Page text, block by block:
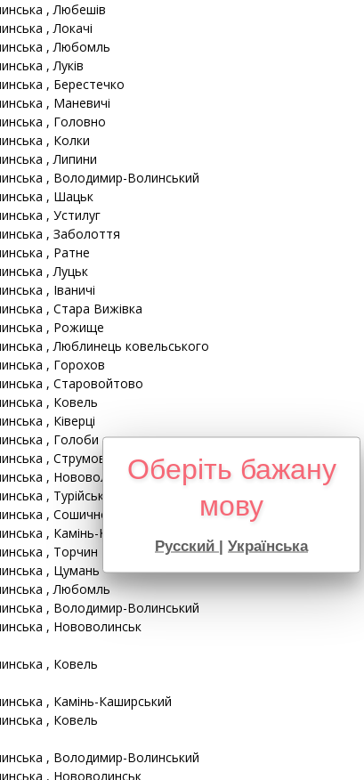
Оберіть бажану
мову
Русский | Українська
, Любешів
, Локачі
, Любомль
, Луків
, Берестечко
, Маневичі
, Головно
, Колки
, Липини
, Володимир-Волинський
, Шацьк
, Устилуг
, Заболоття
, Ратне
, Луцьк
, Іваничі
, Стара Вижівка
, Рожище
, Люблинець ковельського
, Горохов
, Старовойтово
, Ковель
, Ківерці
, Голоби
, Струмовка
, Нововолинськ
, Турійськ
, Сошично
, Камінь-Каширський
, Торчин
, Цумань
, Любомль
, Володимир-Волинський
, Нововолинськ
, Ковель
, Камінь-Каширський
, Ковель
, Володимир-Волинський
, Нововолинськ